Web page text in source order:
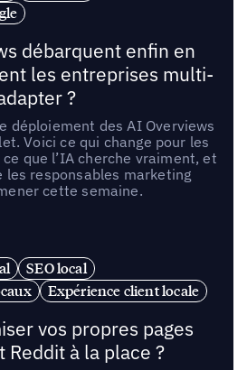
débarquent enfin en
les entreprises multi-
?
déploiement des AI Overviews
Voici ce qui change pour les
que l’IA cherche vraiment, et
les responsables marketing
cette semaine.
SEO local
Expérience client locale
vos propres pages
Reddit à la place ?